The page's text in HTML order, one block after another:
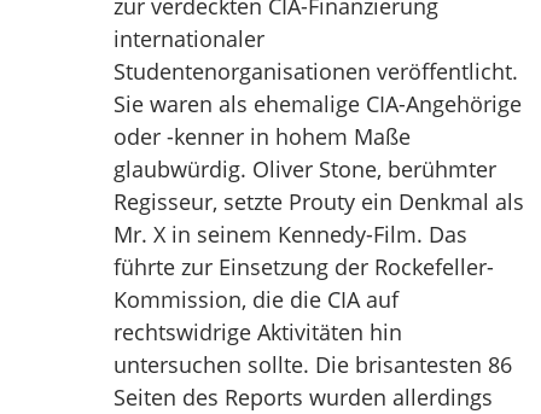
zur verdeckten CIA-Finanzierung
internationaler
Studentenorganisationen veröffentlicht.
Sie waren als ehemalige CIA-Angehörige
oder -kenner in hohem Maße
glaubwürdig. Oliver Stone, berühmter
Regisseur, setzte Prouty ein Denkmal als
Mr. X in seinem Kennedy-Film. Das
führte zur Einsetzung der Rockefeller-
Kommission, die die CIA auf
rechtswidrige Aktivitäten hin
untersuchen sollte. Die brisantesten 86
Seiten des Reports wurden allerdings